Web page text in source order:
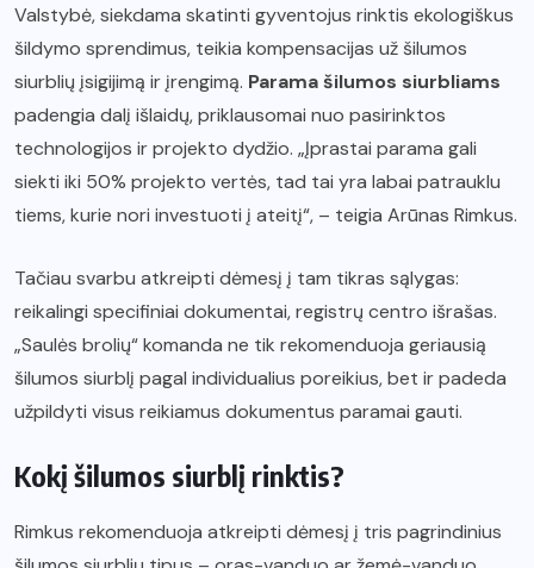
Valstybė, siekdama skatinti gyventojus rinktis ekologiškus
šildymo sprendimus, teikia kompensacijas už šilumos
siurblių įsigijimą ir įrengimą. Parama šilumos siurbliams
padengia dalį išlaidų, priklausomai nuo pasirinktos
technologijos ir projekto dydžio. „Įprastai parama gali
siekti iki 50% projekto vertės, tad tai yra labai patrauklu
tiems, kurie nori investuoti į ateitį“, – teigia Arūnas Rimkus.
Tačiau svarbu atkreipti dėmesį į tam tikras sąlygas:
reikalingi specifiniai dokumentai, registrų centro išrašas.
„Saulės brolių“ komanda ne tik rekomenduoja geriausią
šilumos siurblį pagal individualius poreikius, bet ir padeda
užpildyti visus reikiamus dokumentus paramai gauti.
Kokį šilumos siurblį rinktis?
Rimkus rekomenduoja atkreipti dėmesį į tris pagrindinius